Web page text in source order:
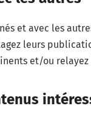
et avec les
leurs
et/ou relayez